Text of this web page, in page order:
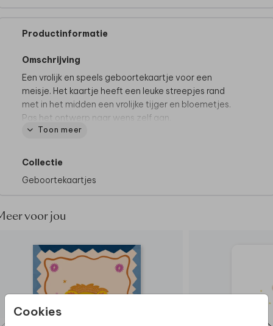
Cookies
Productinformatie
Omschrijving
Een vrolijk en speels geboortekaartje voor een
meisje. Het kaartje heeft een leuke streepjes rand
met in het midden een vrolijke tijger en bloemetjes.
Pas het ontwerp naar wens zelf aan.
Toon meer
Collectie
Geboortekaartjes
voor jou